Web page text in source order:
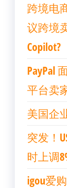
跨境电
议跨境
Copilot?
PayPal
平台卖
美国企
突发！
时上调
igou爱